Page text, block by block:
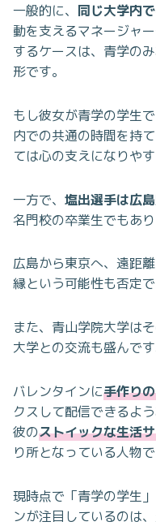
一般的に、 同じ大学内
動を支えるマネージャ
するケースは、青学の
形です。
もし彼女が青学の学生
内での共通の時間を持
ては心の支えになりや
一方で、 塩出選手は広
名門校の卒業生でもあ
広島から東京へ、遠距
縁という可能性も否定で
また、青山学院大学は
大学との交流も盛んです
バレンタインに手作り
クスして配信できるよ
彼のストイックな生活
り所となっている人物
現時点で「青学の学生
ンが注目しているのは